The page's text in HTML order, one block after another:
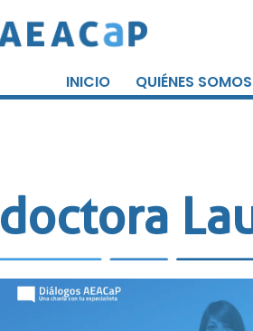
INICIO QUIÉNES SOMOS
doctora